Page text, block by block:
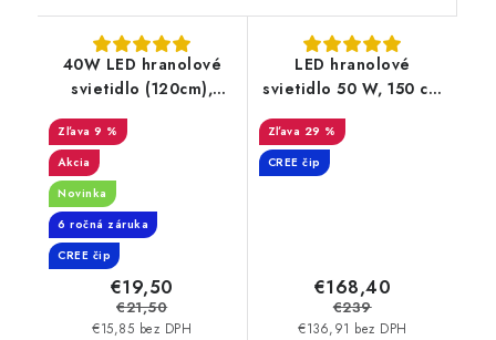
40W LED hranolové
svietidlo (120cm),
CREE čip,
vysokosvietivé -
9 %
Akcia
Novinka
6 ročná záruka
CREE čip
€15,85 bez DPH
€19,50
€21,50
LED hranolové
svietidlo 50 W, 150 cm
– CREE čip, 6000 lm |
10 PACK
29 %
CREE čip
€136,91 bez DPH
€168,40
€239